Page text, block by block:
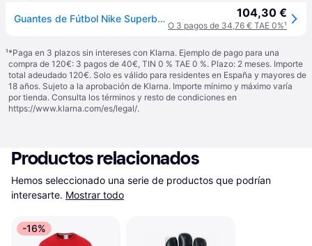
Guantes de Fútbol Nike Superbad 6.0 Negros | Blancos Pequeños 104,30 €
O 3 pagos de 34,76 € TAE 0%¹
¹*Paga en 3 plazos sin intereses con Klarna. Ejemplo de pago para una
compra de 120€: 3 pagos de 40€, TIN 0 % TAE 0 %. Plazo: 2 meses. Importe
total adeudado 120€. Solo es válido para residentes en España y mayores de
18 años. Sujeto a la aprobación de Klarna. Importe mínimo y máximo varía
por tienda. Consulta los términos y resto de condiciones en
https://www.klarna.com/es/legal/.
Productos relacionados
Hemos seleccionado una serie de productos que podrían
interesarte. Mostrar todo
-16%